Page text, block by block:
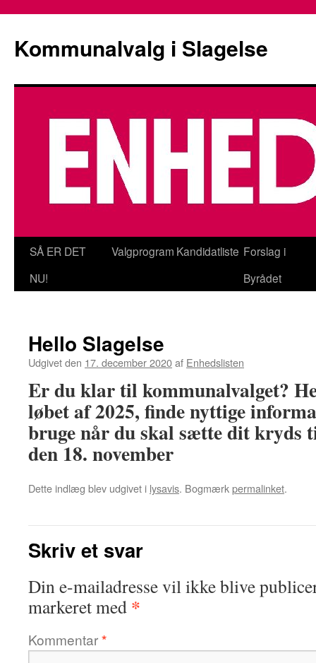
Kommunalvalg i Slagelse
Hop
SÅ ER DET
NU!
Valgprogram Kandidatliste Forslag i
Byrådet
Hello Slagelse
Udgivet den 17. december 2020af Enhedslisten
Er du klar til kommunalvalget?
løbet af 2025, finde nyttige
bruge når du skal sætte dit kryds
den 18. november
Dette indlæg blev udgivet i lysavis. Bogmærkpermalinket.
Skriv et svar
Din e-mailadresse vil ikke blive
markeret med *
Kommentar*